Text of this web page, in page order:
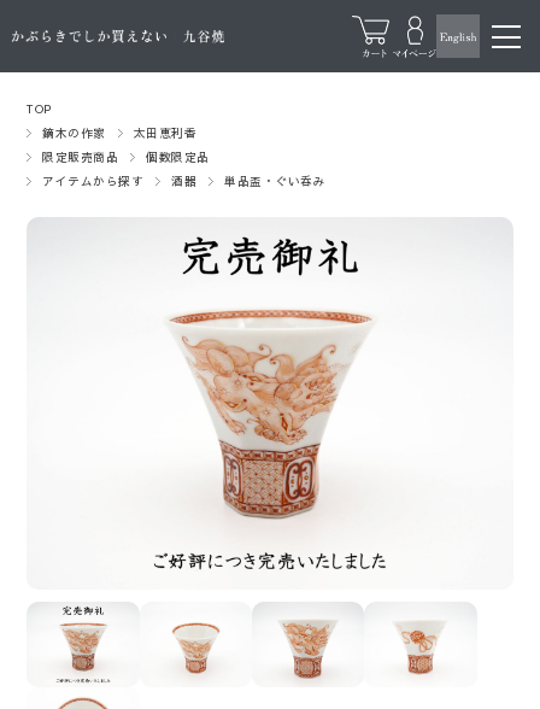
TOP
鏑木の作家
太田恵利香
限定販売商品
個数限定品
アイテムから探す
酒器 単品盃・ぐい呑み